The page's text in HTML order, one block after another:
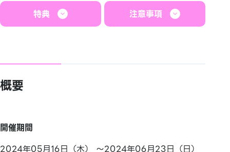
特典 注意事項
概要
開催期間
2024年05月16日（木） ～2024年06月23日（日）